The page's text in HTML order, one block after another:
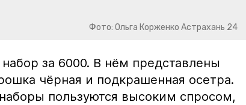
Фото: Ольга Корженко Астрахань 24
за 6000. В нём представлены
чёрная и подкрашенная осетра.
пользуются высоким спросом,